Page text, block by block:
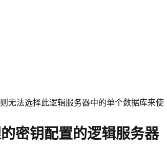
无法选择此逻辑服务器中的单个数据库来使
密钥配置的逻辑服务器